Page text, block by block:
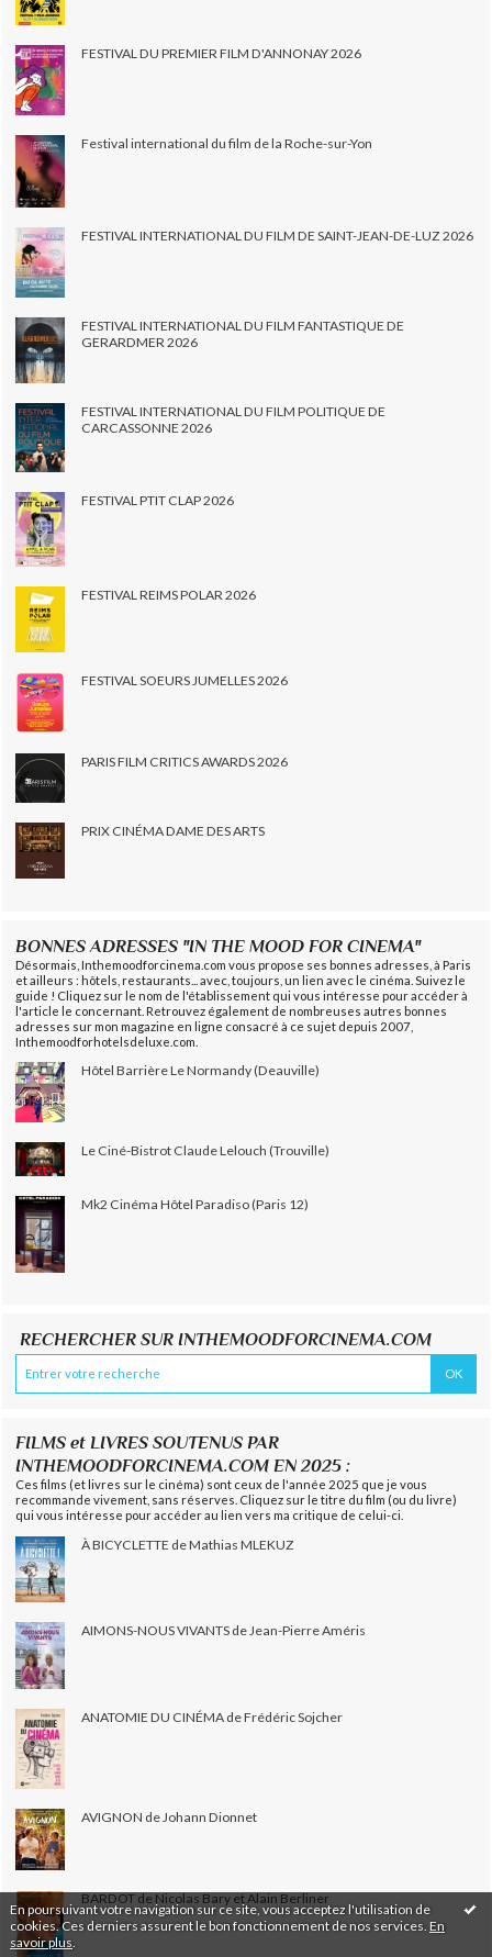
En poursuivant votre navigation sur ce site, vous acceptez l'utilisation de
cookies. Ces derniers assurent le bon fonctionnement de nos services. En
savoir plus
FESTIVAL DU PREMIER FILM D'ANNONAY 2026
Festival international du film de la Roche-sur-Yon
FESTIVAL INTERNATIONAL DU FILM DE SAINT-JEAN-DE-LUZ 2026
FESTIVAL INTERNATIONAL DU FILM FANTASTIQUE DE
GERARDMER 2026
FESTIVAL INTERNATIONAL DU FILM POLITIQUE DE
CARCASSONNE 2026
FESTIVAL PTIT CLAP 2026
FESTIVAL REIMS POLAR 2026
FESTIVAL SOEURS JUMELLES 2026
PARIS FILM CRITICS AWARDS 2026
PRIX CINÉMA DAME DES ARTS
BONNES ADRESSES "IN THE MOOD FOR CINEMA"
Désormais, Inthemoodforcinema.com vous propose ses bonnes adresses, à Paris
et ailleurs : hôtels, restaurants... avec, toujours, un lien avec le cinéma. Suivez le
guide ! Cliquez sur le nom de l'établissement qui vous intéresse pour accéder à
l'article le concernant. Retrouvez également de nombreuses autres bonnes
adresses sur mon magazine en ligne consacré à ce sujet depuis 2007,
Inthemoodforhotelsdeluxe.com.
Hôtel Barrière Le Normandy (Deauville)
Le Ciné-Bistrot Claude Lelouch (Trouville)
Mk2 Cinéma Hôtel Paradiso (Paris 12)
RECHERCHER SUR INTHEMOODFORCINEMA.COM
FILMS et LIVRES SOUTENUS PAR
INTHEMOODFORCINEMA.COM EN 2025 :
Ces films (et livres sur le cinéma) sont ceux de l'année 2025 que je vous
recommande vivement, sans réserves. Cliquez sur le titre du film (ou du livre)
qui vous intéresse pour accéder au lien vers ma critique de celui-ci.
À BICYCLETTE de Mathias MLEKUZ
AIMONS-NOUS VIVANTS de Jean-Pierre Améris
ANATOMIE DU CINÉMA de Frédéric Sojcher
AVIGNON de Johann Dionnet
BARDOT de Nicolas Bary et Alain Berliner